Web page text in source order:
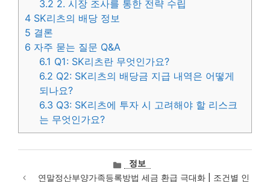
3.2 2. 시장 조사를 통한 전략 수립
4 SK리츠의 배당 정보
5 결론
6 자주 묻는 질문 Q&A
6.1 Q1: SK리츠란 무엇인가요?
6.2 Q2: SK리츠의 배당금 지급 내역은 어떻게
되나요?
6.3 Q3: SK리츠에 투자 시 고려해야 할 리스크
는 무엇인가요?
카
테
정보
연말정산부양가족등록방법 세금 환급 극대화 | 조건별 인